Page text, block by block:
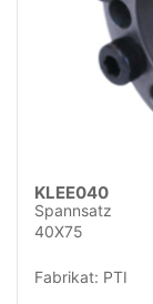
KLEE040
Spannsatz
40X75
Fabrikat: PTI